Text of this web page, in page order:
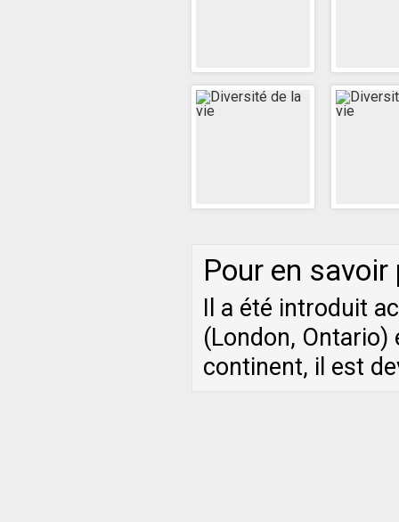
Pour en
Il a été introduit
(London,
continent, il est